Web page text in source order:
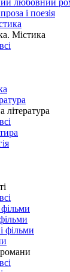
любовний
і поезія
Містика
література
фільми
романи